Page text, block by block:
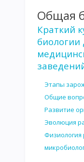
СТЕРИЛИЗАЦИЯ И
АНТИБИОТИКИ,
ОПРЕДЕЛЕНИЕ
ВЗАИМОДЕЙСТВИЕ
ЗНАЧЕНИЕ
УЧЕНИЕ ОБ
РОЛЬ
Общая
Краткий
биологии
Этапы
Общие
Развитие
Эволюция
Физиология